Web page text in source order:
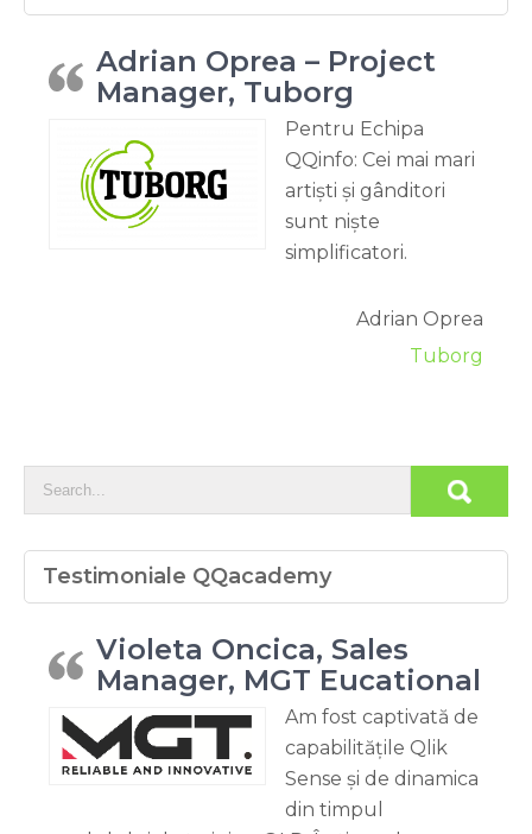
Adrian Oprea – Project
Manager, Tuborg
Pentru Echipa
QQinfo: Cei mai mari
artiști și gânditori
sunt niște
simplificatori.
Adrian Oprea
Tuborg
Testimoniale QQacademy
Violeta Oncica, Sales
Manager, MGT Eucational
Am fost captivată de
capabilitățile Qlik
Sense și de dinamica
din timpul